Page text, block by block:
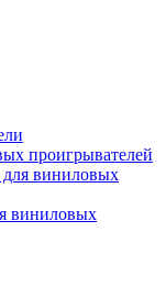
проигрывателей
для виниловых
виниловых